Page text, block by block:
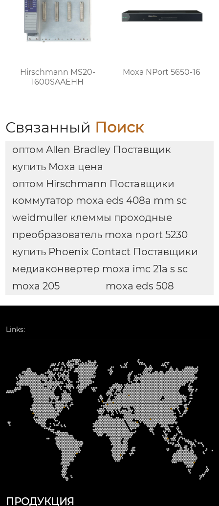
Hirschmann MS20-
1600SAAEHH
Moxa NPort 5650-16
Связанный Поиск
оптом Allen Bradley Поставщик
купить Moxa цена
оптом Hirschmann Поставщики
коммутатор moxa eds 408a mm sc
weidmuller клеммы проходные
преобразователь moxa nport 5230
купить Phoenix Contact Поставщики
медиаконвертер moxa imc 21a s sc
moxa 205
moxa eds 508
Links:
ПРОДУКЦИЯ